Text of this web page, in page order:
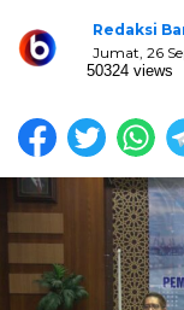
Redaksi
Jumat, 26
50324 views